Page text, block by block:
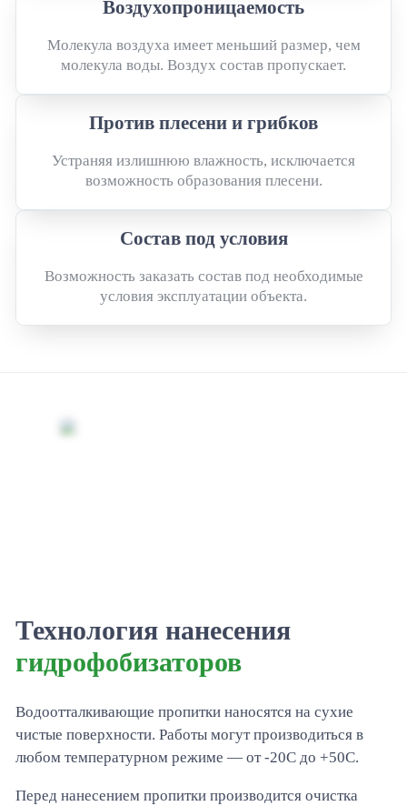
Воздухопроницаемость
Молекула воздуха имеет меньший размер, чем
молекула воды. Воздух состав пропускает.
Против плесени и грибков
Устраняя излишнюю влажность, исключается
возможность образования плесени.
Состав под условия
Возможность заказать состав под необходимые
условия эксплуатации объекта.
Технология нанесения
гидрофобизаторов
Водоотталкивающие пропитки наносятся на сухие
чистые поверхности. Работы могут производиться в
любом температурном режиме — от -20С до +50С.
Перед нанесением пропитки производится очистка